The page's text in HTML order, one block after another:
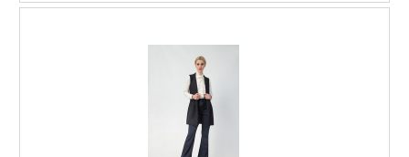
FEMININO SOCIAL PARA
feminino social para escritório em uma
empresa responsável, acha a Cartas na
Manga. A empresa trabalha com confecção